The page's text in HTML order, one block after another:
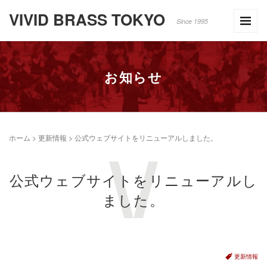
VIVID BRASS TOKYO Since 1995
お知らせ
ホーム > 更新情報 > 公式ウェブサイトをリニューアルしました。
公式ウェブサイトをリニューアルし
ました。
更新情報